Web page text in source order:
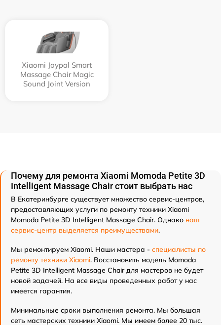
Xiaomi Joypal Smart
Massage Chair Magic
Sound Joint Version
Почему для ремонта Xiaomi Momoda Petite 3D
Intelligent Massage Chair стоит выбрать нас
В Екатеринбурге существует множество сервис-центров,
предоставляющих услуги по ремонту техники Xiaomi
Momoda Petite 3D Intelligent Massage Chair. Однако наш
сервис-центр выделяется преимуществами.
Мы ремонтируем Xiaomi. Наши мастера - специалисты по
ремонту техники Xiaomi. Восстановить модель Momoda
Petite 3D Intelligent Massage Chair для мастеров не будет
новой задачей. На все виды проведенных работ у нас
имеется гарантия.
Минимальные сроки выполнения ремонта. Мы большая
сеть мастерских техники Xiaomi. Мы имеем более 20 тыс.